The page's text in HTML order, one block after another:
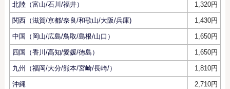
北陸（富山/石川/福井） 1,320円
関西（滋賀/京都/奈良/和歌山/大阪/兵庫) 1,430円
中国（岡山/広島/鳥取/島根/山口） 1,650円
四国（香川/高知/愛媛/徳島） 1,650円
九州（福岡/大分/熊本/宮崎/長崎/） 1,810円
沖縄 2,710円